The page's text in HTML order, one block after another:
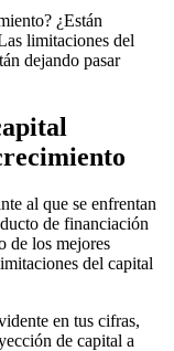
¿Están
limitaciones del
dejando pasar
al que se enfrentan
de financiación
de los mejores
del capital
en tus cifras,
de capital a